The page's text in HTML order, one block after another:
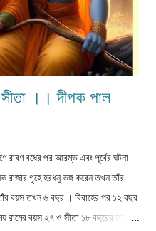
।। দীপক পাল
বধের পর আরম্ভ এবং পূর্বের ঘটনা
রাজার গৃহে হরধনু ভঙ্গ করেন তখন তাঁর
বয়স তখন ৬ বছর । বিবাহের পর ১২ বছর
রামের বয়স ২৭ ও সীতা ১৮ বছরের তরুণী